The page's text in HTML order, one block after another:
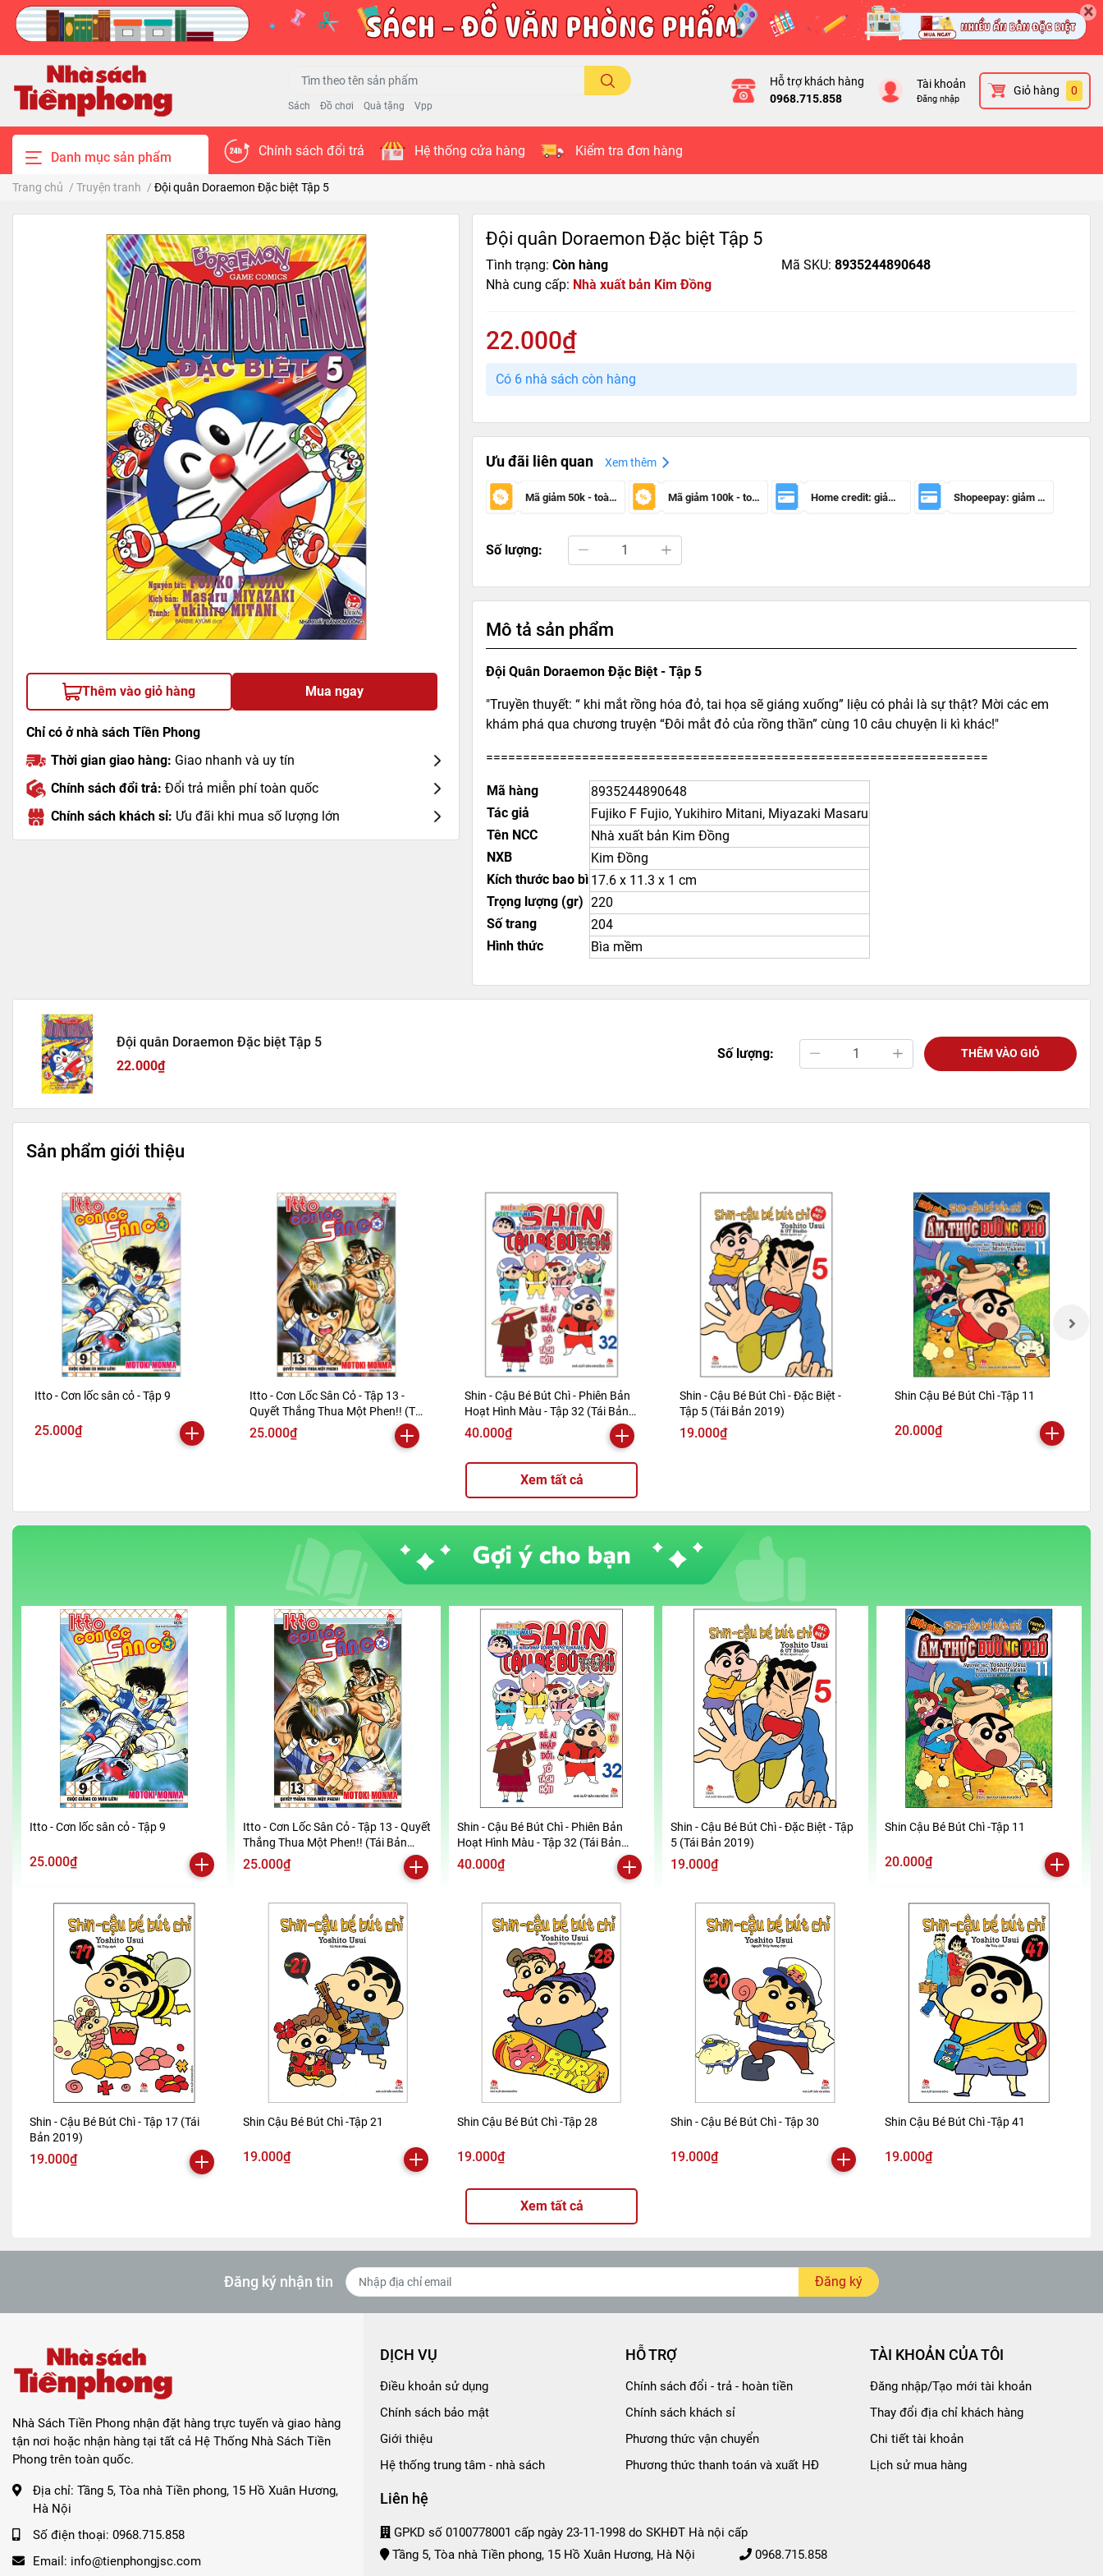
×
Sách Đồ chơi Quà tặng Vpp
Hỗ trợ khách hàng
0968.715.858
Tài khoản
Đăng nhập
Giỏ hàng 0
Danh mục sản phẩm Chính sách đổi trả Hệ thống cửa hàng Kiểm tra đơn hàng
Trang chủ / Truyện tranh / Đội quân Doraemon Đặc biệt Tập 5
Thêm vào giỏ hàng Mua ngay
Chỉ có ở nhà sách Tiền Phong
Thời gian giao hàng: Giao nhanh và uy tín
Chính sách đổi trả: Đổi trả miễn phí toàn quốc
Chính sách khách sỉ: Ưu đãi khi mua số lượng lớn
Đội quân Doraemon Đặc biệt Tập 5
Tình trạng: Còn hàng Mã SKU: 8935244890648
Nhà cung cấp: Nhà xuất bản Kim Đồng
22.000₫
Có 6 nhà sách còn hàng
Ưu đãi liên quan Xem thêm
Mã giảm 50k - toàn sàn Mã giảm 100k - toàn sàn Home credit: giảm 50.000đ cho đơn hàng từ 150.000đ Shopeepay: giảm 20k cho đh từ 30k
Số lượng:
Mô tả sản phẩm
Đội Quân Doraemon Đặc Biệt - Tập 5
"Truyền thuyết: “ khi mắt rồng hóa đỏ, tai họa sẽ giáng xuống” liệu có phải là sự thật? Mời các em
khám phá qua chương truyện “Đôi mắt đỏ của rồng thần” cùng 10 câu chuyện li kì khác!"
====================================================================
Mã hàng
8935244890648
Tác giả
Fujiko F Fujio, Yukihiro Mitani, Miyazaki Masaru
Tên NCC
Nhà xuất bản Kim Đồng
NXB
Kim Đồng
Kích thước bao bì 17.6 x 11.3 x 1 cm
Trọng lượng (gr) 220
Số trang
204
Hình thức
Bìa mềm
Đội quân Doraemon Đặc biệt Tập 5
22.000₫
Số lượng: THÊM VÀO GIỎ
Sản phẩm giới thiệu
Itto - Cơn lốc sân cỏ - Tập 9
25.000₫
Itto - Cơn Lốc Sân Cỏ - Tập 13 -
Quyết Thắng Thua Một Phen!! (Tái
Bản 2024)
25.000₫
Shin - Cậu Bé Bút Chì - Phiên Bản
Hoạt Hình Màu - Tập 32 (Tái Bản
2019)
40.000₫
Shin - Cậu Bé Bút Chì - Đặc Biệt -
Tập 5 (Tái Bản 2019)
19.000₫
Shin Cậu Bé Bút Chì -Tập 11
20.000₫
Xem tất cả
Itto - Cơn lốc sân cỏ - Tập 9
25.000₫
Itto - Cơn Lốc Sân Cỏ - Tập 13 - Quyết
Thắng Thua Một Phen!! (Tái Bản
2024)
25.000₫
Shin - Cậu Bé Bút Chì - Phiên Bản
Hoạt Hình Màu - Tập 32 (Tái Bản
2019)
40.000₫
Shin - Cậu Bé Bút Chì - Đặc Biệt - Tập
5 (Tái Bản 2019)
19.000₫
Shin Cậu Bé Bút Chì -Tập 11
20.000₫
Shin - Cậu Bé Bút Chì - Tập 17 (Tái
Bản 2019)
19.000₫
Shin Cậu Bé Bút Chì -Tập 21
19.000₫
Shin Cậu Bé Bút Chì -Tập 28
19.000₫
Shin - Cậu Bé Bút Chì - Tập 30
19.000₫
Shin Cậu Bé Bút Chì -Tập 41
19.000₫
Xem tất cả
Đăng ký nhận tin Đăng ký
Nhà Sách Tiền Phong nhận đặt hàng trực tuyến và giao hàng
tận nơi hoặc nhận hàng tại tất cả Hệ Thống Nhà Sách Tiền
Phong trên toàn quốc.
Địa chỉ: Tầng 5, Tòa nhà Tiền phong, 15 Hồ Xuân Hương,
Hà Nội
Số điện thoại: 0968.715.858
Email: info@tienphongjsc.com
DỊCH VỤ
Điều khoản sử dụng
Chính sách bảo mật
Giới thiệu
Hệ thống trung tâm - nhà sách
HỖ TRỢ
Chính sách đổi - trả - hoàn tiền
Chính sách khách sỉ
Phương thức vận chuyển
Phương thức thanh toán và xuất HĐ
TÀI KHOẢN CỦA TÔI
Đăng nhập/Tạo mới tài khoản
Thay đổi địa chỉ khách hàng
Chi tiết tài khoản
Lịch sử mua hàng
Liên hệ
GPKD số 0100778001 cấp ngày 23-11-1998 do SKHĐT Hà nội cấp
Tầng 5, Tòa nhà Tiền phong, 15 Hồ Xuân Hương, Hà Nội
0968.715.858